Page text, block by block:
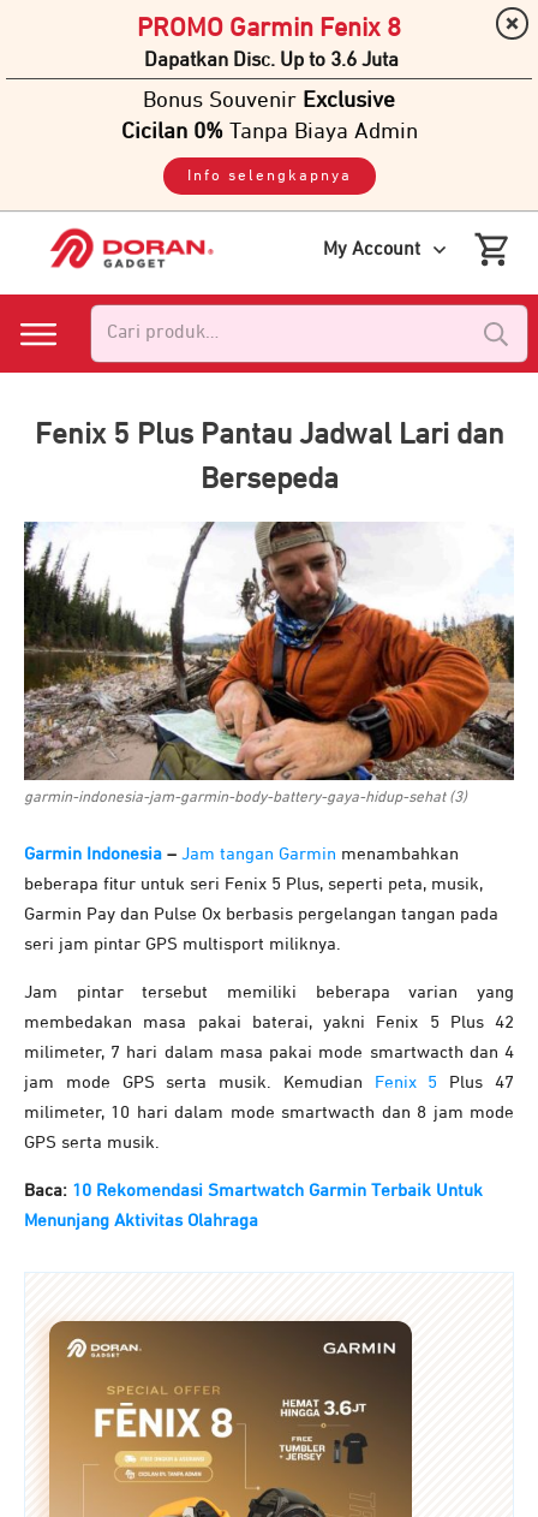
My Account
Fenix 5 Plus Pantau Jadwal Lari dan
Bersepeda
garmin-indonesia-jam-garmin-body-battery-gaya-hidup-sehat (3)
Garmin Indonesia – Jam tangan Garmin menambahkan
beberapa fitur untuk seri Fenix 5 Plus, seperti peta, musik,
Garmin Pay dan Pulse Ox berbasis pergelangan tangan pada
seri jam pintar GPS multisport miliknya.
Jam pintar tersebut memiliki beberapa varian yang
membedakan masa pakai baterai, yakni Fenix 5 Plus 42
milimeter, 7 hari dalam masa pakai mode smartwacth dan 4
jam mode GPS serta musik. Kemudian Fenix 5 Plus 47
milimeter, 10 hari dalam mode smartwacth dan 8 jam mode
GPS serta musik.
Baca: 10 Rekomendasi Smartwatch Garmin Terbaik Untuk
Menunjang Aktivitas Olahraga
PROMO Garmin Fenix 8
Dapatkan Disc. Up to 3.6 Juta
Bonus Souvenir Exclusive
Cicilan 0% Tanpa Biaya Admin
Info selengkapnya